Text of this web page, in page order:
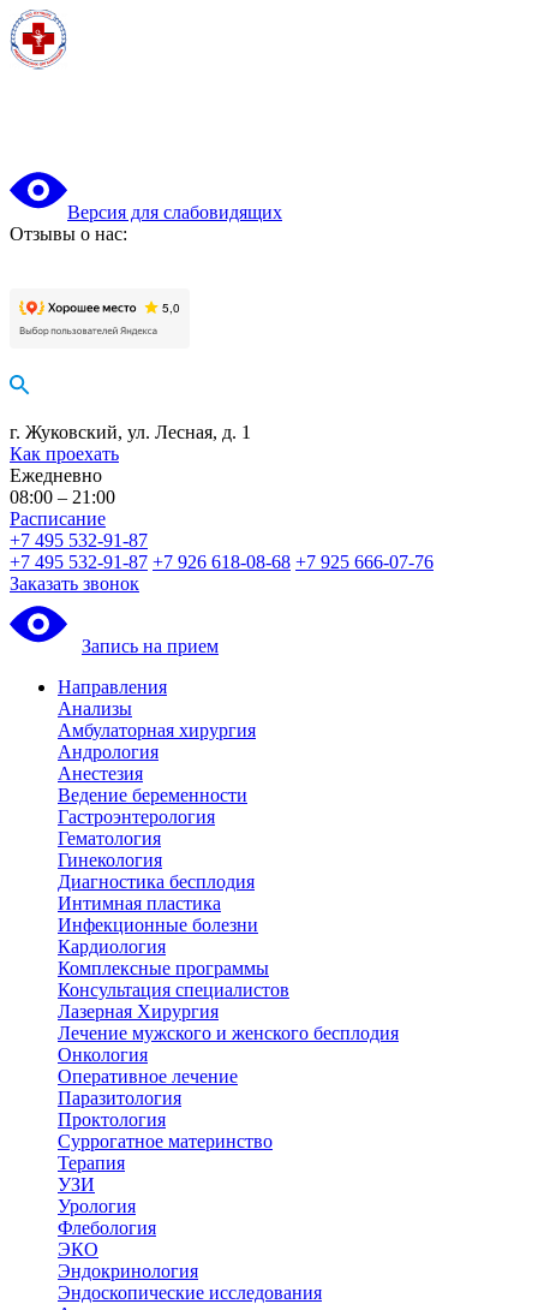
Версия для слабовидящих
Отзывы о нас:
г. Жуковский, ул. Лесная, д. 1
Как проехать
Ежедневно
08:00 – 21:00
Расписание
+7 495 532-91-87
+7 495 532-91-87 +7 926 618-08-68 +7 925 666-07-76
Заказать звонок
Запись на прием
Направления
Анализы
Амбулаторная хирургия
Андрология
Анестезия
Ведение беременности
Гастроэнтерология
Гематология
Гинекология
Диагностика бесплодия
Интимная пластика
Инфекционные болезни
Кардиология
Комплексные программы
Консультация специалистов
Лазерная Хирургия
Лечение мужского и женского бесплодия
Онкология
Оперативное лечение
Паразитология
Проктология
Суррогатное материнство
Терапия
УЗИ
Урология
Флебология
ЭКО
Эндокринология
Эндоскопические исследования